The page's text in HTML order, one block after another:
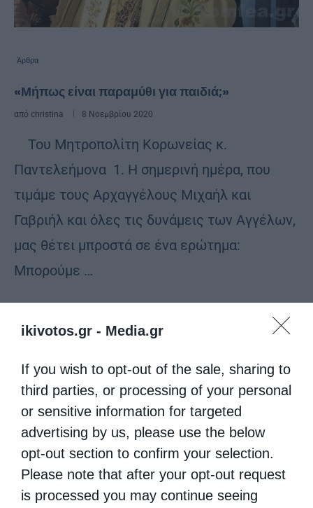
ikivotos.gr - Media.gr
If you wish to opt-out of the sale, sharing to
third parties, or processing of your personal
or sensitive information for targeted
advertising by us, please use the below
opt-out section to confirm your selection.
Please note that after your opt-out request
is processed you may continue seeing
Άρθρα
«Μήπως είναι παραμύθι για παιδιά;»
από christina 8 Νοεμβρίου 2020
Του Μητροπολίτη Κορωνείας κ.
Παντελεήμονα 1. Η σημερινή ημέρα, που
τιμάμε τους Αρχαγγέλους Μιχαήλ και
Γαβριήλ και όλες τις δυνάμεις των Αγγέλων,
μας θέτει μπροστά σε ένα ερώτημα:
Μπορούμε …